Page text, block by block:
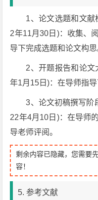
1、论文选题和文献
2年11月30日)：收集、
导下完成选题和论文构思
2、开题报告和论文
年1月15日)：在导师指
3、论文初稿撰写阶
22年4月10日)：在导师
导老师评阅。
剩余内容已隐藏，您需要
容！
5. 参考文献